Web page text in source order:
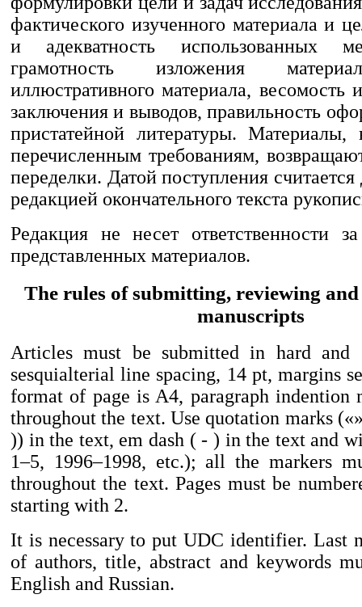
фактического изученного материала и
и адекватность использованных
грамотность изложения
иллюстративного материала, весомость
заключения и выводов, правильность
пристатейной литературы.
перечисленным требованиям,
переделки. Датой поступления
редакцией окончательного текста
Редакция не несет ответственности за
представленных материалов.
The rules of submitting, reviewing
manuscripts
Articles must be submitted in hard and
sesquialterial line spacing, 14 pt, margins
format of page is A4, paragraph indention
throughout the text. Use quotation marks
)) in the text, em dash ( - ) in the text and
1–5, 1996–1998, etc.); all the markers
throughout the text. Pages must be
starting with 2.
It is necessary to put UDC identifier. Last
of authors, title, abstract and keywords
English and Russian.